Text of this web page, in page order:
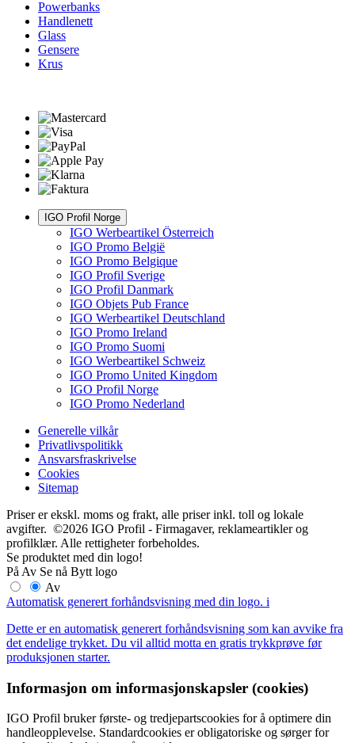
Powerbanks
Handlenett
Glass
Gensere
Krus
IGO Profil Norge
IGO Werbeartikel Österreich
IGO Promo België
IGO Promo Belgique
IGO Profil Sverige
IGO Profil Danmark
IGO Objets Pub France
IGO Werbeartikel Deutschland
IGO Promo Ireland
IGO Promo Suomi
IGO Werbeartikel Schweiz
IGO Promo United Kingdom
IGO Profil Norge
IGO Promo Nederland
Generelle vilkår
Privatlivspolitikk
Ansvarsfraskrivelse
Cookies
Sitemap
Priser er ekskl. moms og frakt, alle priser inkl. toll og lokale
avgifter. ©2026 IGO Profil - Firmagaver, reklameartikler og
profilklær. Alle rettigheter forbeholdes.
Se produktet med din logo!
På Av Se nå Bytt logo
Av
Automatisk generert forhåndsvisning med din logo. i
Dette er en automatisk generert forhåndsvisning som kan avvike fra
det endelige trykket. Du vil alltid motta en gratis trykkprøve før
produksjonen starter.
Informasjon om informasjonskapsler (cookies)
IGO Profil bruker første- og tredjepartscookies for å optimere din
handleopplevelse. Standardcookies er obligatoriske og sørger for